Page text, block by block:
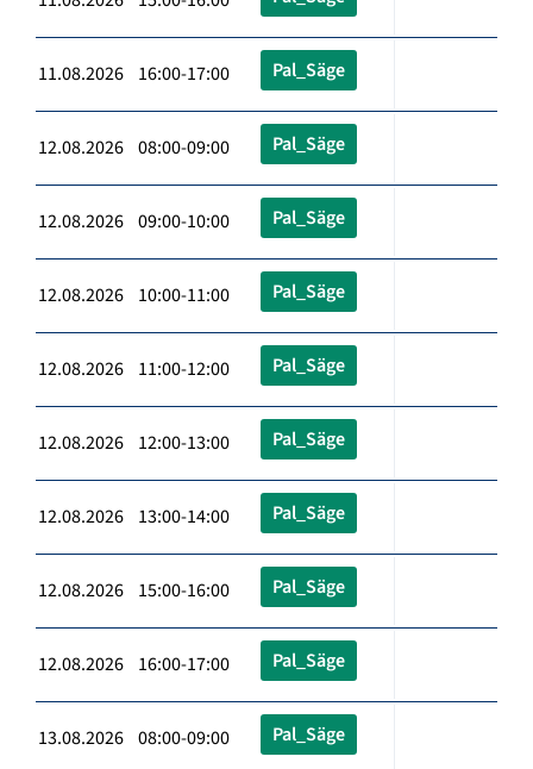
11.08.2026 16:00-17:00 Pal_Säge
12.08.2026 08:00-09:00 Pal_Säge
12.08.2026 09:00-10:00 Pal_Säge
12.08.2026 10:00-11:00 Pal_Säge
12.08.2026 11:00-12:00 Pal_Säge
12.08.2026 12:00-13:00 Pal_Säge
12.08.2026 13:00-14:00 Pal_Säge
12.08.2026 15:00-16:00 Pal_Säge
12.08.2026 16:00-17:00 Pal_Säge
13.08.2026 08:00-09:00 Pal_Säge